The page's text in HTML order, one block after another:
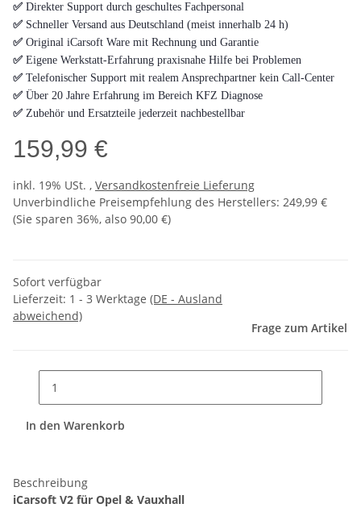
✅ Direkter Support durch geschultes Fachpersonal
✅ Schneller Versand aus Deutschland (meist innerhalb 24 h)
✅ Original iCarsoft Ware mit Rechnung und Garantie
✅ Eigene Werkstatt-Erfahrung praxisnahe Hilfe bei Problemen
✅ Telefonischer Support mit realem Ansprechpartner kein Call-Center
✅ Über 20 Jahre Erfahrung im Bereich KFZ Diagnose
✅ Zubehör und Ersatzteile jederzeit nachbestellbar
159,99 €
inkl. 19% USt. , Versandkostenfreie Lieferung
Unverbindliche Preisempfehlung des Herstellers: 249,99 €
(Sie sparen 36%, also 90,00 €)
Sofort verfügbar
Lieferzeit: 1 - 3 Werktage (DE - Ausland
abweichend)
Frage zum Artikel
In den Warenkorb
Beschreibung
iCarsoft V2 für Opel & Vauxhall